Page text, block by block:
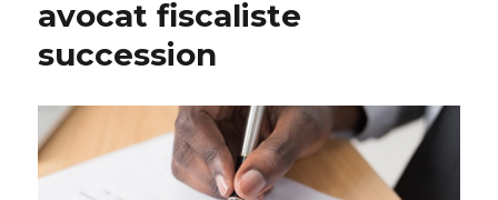
avocat fiscaliste
succession